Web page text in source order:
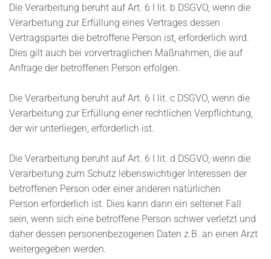
Die Verarbeitung beruht auf Art. 6 I lit. b DSGVO, wenn die
Verarbeitung zur Erfüllung eines Vertrages dessen
Vertragspartei die betroffene Person ist, erforderlich wird.
Dies gilt auch bei vorvertraglichen Maßnahmen, die auf
Anfrage der betroffenen Person erfolgen.
Die Verarbeitung beruht auf Art. 6 I lit. c DSGVO, wenn die
Verarbeitung zur Erfüllung einer rechtlichen Verpflichtung,
der wir unterliegen, erforderlich ist.
Die Verarbeitung beruht auf Art. 6 I lit. d DSGVO, wenn die
Verarbeitung zum Schutz lebenswichtiger Interessen der
betroffenen Person oder einer anderen natürlichen
Person erforderlich ist. Dies kann dann ein seltener Fall
sein, wenn sich eine betroffene Person schwer verletzt und
daher dessen personenbezogenen Daten z.B. an einen Arzt
weitergegeben werden.